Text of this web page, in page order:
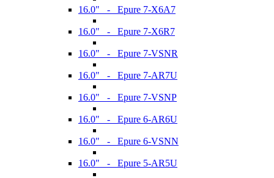
16.0" - Epure 7-X6A7
16.0" - Epure 7-X6R7
16.0" - Epure 7-VSNR
16.0" - Epure 7-AR7U
16.0" - Epure 7-VSNP
16.0" - Epure 6-AR6U
16.0" - Epure 6-VSNN
16.0" - Epure 5-AR5U